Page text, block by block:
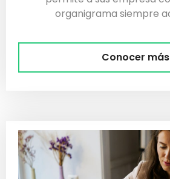
organigrama siempre
Conocer más